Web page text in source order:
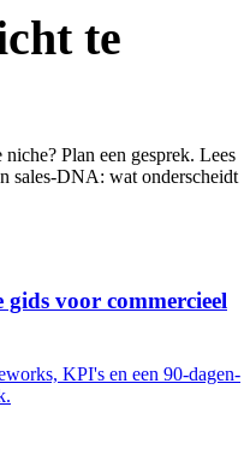
te
niche? Plan een gesprek. Lees
sales-DNA: wat onderscheidt
gids voor commercieel
KPI's en een 90-dagen-